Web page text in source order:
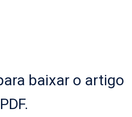
baixar o artigo